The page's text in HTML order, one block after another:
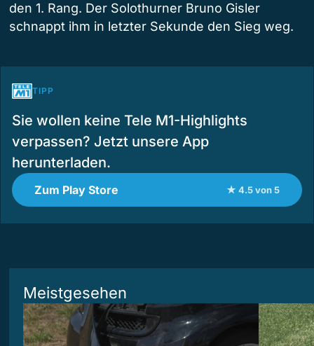
den 1. Rang. Der Solothurner Bruno Gisler
schnappt ihm in letzter Sekunde den Sieg weg.
TIPP
Sie wollen keine Tele M1-Highlights
verpassen? Jetzt unsere App
herunterladen.
Zum Play Store ★ 4.5 von 5
Meistgesehen